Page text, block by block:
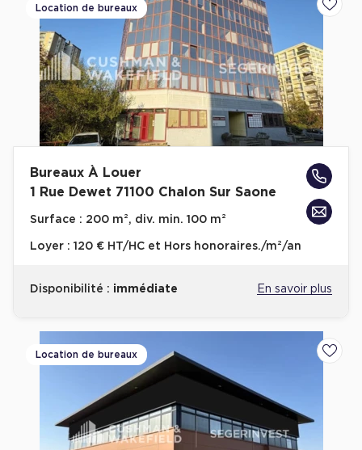
Location de bureaux
Bureaux À Louer
1 Rue Dewet 71100 Chalon Sur Saone
Surface : 200 m², div. min. 100 m²
Loyer : 120 € HT/HC et Hors honoraires./m²/an
Disponibilité : immédiate En savoir plus
Location de bureaux